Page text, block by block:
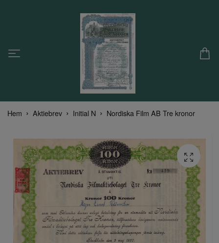
Hem Aktiebrev Initial N Nordiska Film AB Tre kronor